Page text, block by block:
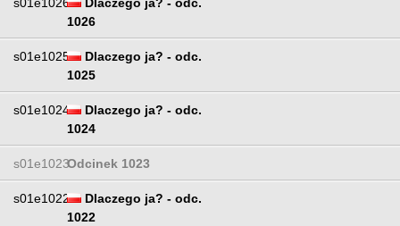
1026
s01e1025
Dlaczego ja? - odc.
1025
s01e1024
Dlaczego ja? - odc.
1024
s01e1023Odcinek 1023
s01e1022
Dlaczego ja? - odc.
1022